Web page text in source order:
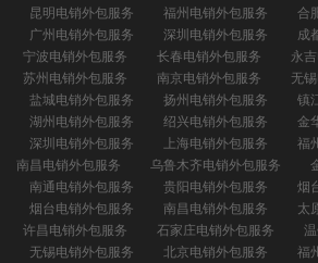
昆明电销外包服务 福州电销外包服务
合
广州电销外包服务 深圳电销外包服务
成
宁波电销外包服务 长春电销外包服务
永
苏州电销外包服务 南京电销外包服务
无
盐城电销外包服务 扬州电销外包服务
镇
湖州电销外包服务 绍兴电销外包服务
金
深圳电销外包服务 上海电销外包服务
福
南昌电销外包服务 乌鲁木齐电销外包服务
南通电销外包服务 贵阳电销外包服务
烟
烟台电销外包服务 南昌电销外包服务
太
许昌电销外包服务 石家庄电销外包服务
无锡电销外包服务 北京电销外包服务
福